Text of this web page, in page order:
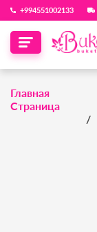
‪+994551002133‬
Главная
Страница